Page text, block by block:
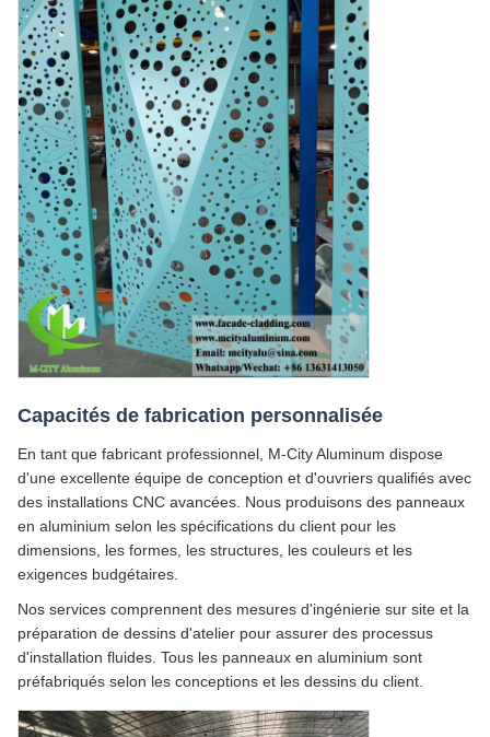
Capacités de fabrication personnalisée
En tant que fabricant professionnel, M-City Aluminum dispose
d'une excellente équipe de conception et d'ouvriers qualifiés avec
des installations CNC avancées. Nous produisons des panneaux
en aluminium selon les spécifications du client pour les
dimensions, les formes, les structures, les couleurs et les
exigences budgétaires.
Nos services comprennent des mesures d'ingénierie sur site et la
préparation de dessins d'atelier pour assurer des processus
d'installation fluides. Tous les panneaux en aluminium sont
préfabriqués selon les conceptions et les dessins du client.